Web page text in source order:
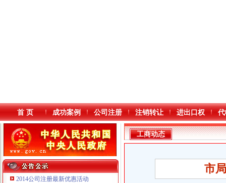
首 页 成功案例 公司注册 注销转让 进出口权
2014公司注册最新优惠活动
工商动态
市